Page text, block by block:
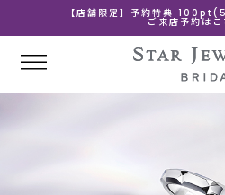
【店舗限定】予約特典
ご来店予約は